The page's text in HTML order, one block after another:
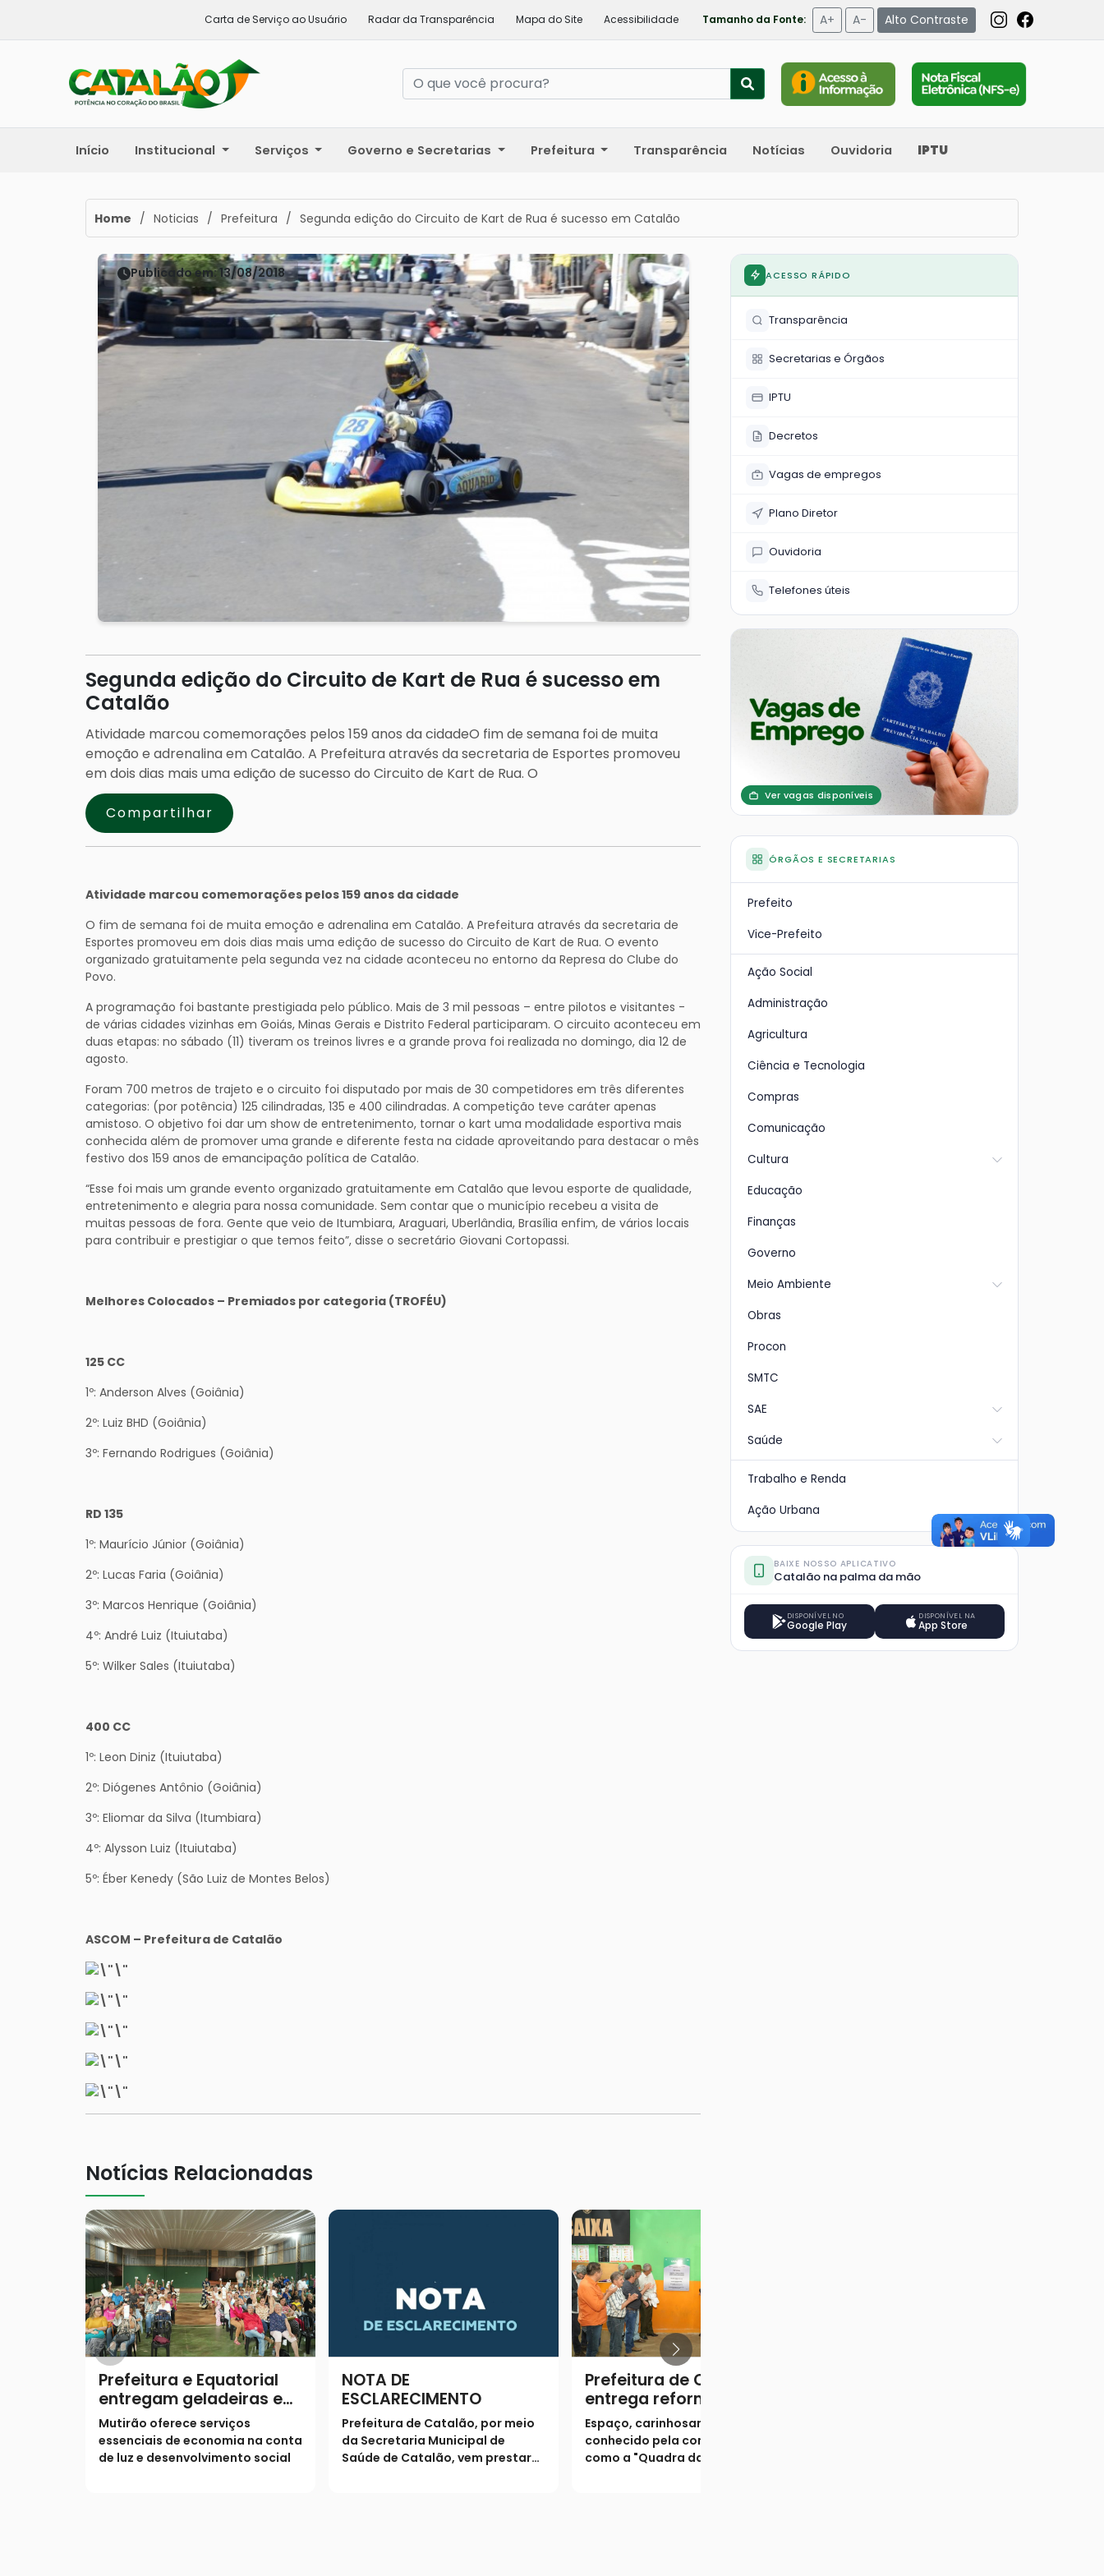
Carta de Serviço ao Usuário Radar da Transparência Mapa do Site Acessibilidade Tamanho da Fonte: A+ A- Alto Contraste
Início Institucional Serviços Governo e Secretarias Prefeitura Transparência Notícias Ouvidoria IPTU
Home / Noticias / Prefeitura / Segunda edição do Circuito de Kart de Rua é sucesso em Catalão
Publicado em: 13/08/2018
Segunda edição do Circuito de Kart de Rua é sucesso em
Catalão
Atividade marcou comemorações pelos 159 anos da cidadeO fim de semana foi de muita
emoção e adrenalina em Catalão. A Prefeitura através da secretaria de Esportes promoveu
em dois dias mais uma edição de sucesso do Circuito de Kart de Rua. O
Compartilhar
Atividade marcou comemorações pelos 159 anos da cidade
O fim de semana foi de muita emoção e adrenalina em Catalão. A Prefeitura através da secretaria de
Esportes promoveu em dois dias mais uma edição de sucesso do Circuito de Kart de Rua. O evento
organizado gratuitamente pela segunda vez na cidade aconteceu no entorno da Represa do Clube do
Povo.
A programação foi bastante prestigiada pelo público. Mais de 3 mil pessoas – entre pilotos e visitantes -
de várias cidades vizinhas em Goiás, Minas Gerais e Distrito Federal participaram. O circuito aconteceu em
duas etapas: no sábado (11) tiveram os treinos livres e a grande prova foi realizada no domingo, dia 12 de
agosto.
Foram 700 metros de trajeto e o circuito foi disputado por mais de 30 competidores em três diferentes
categorias: (por potência) 125 cilindradas, 135 e 400 cilindradas. A competição teve caráter apenas
amistoso. O objetivo foi dar um show de entretenimento, tornar o kart uma modalidade esportiva mais
conhecida além de promover uma grande e diferente festa na cidade aproveitando para destacar o mês
festivo dos 159 anos de emancipação política de Catalão.
“Esse foi mais um grande evento organizado gratuitamente em Catalão que levou esporte de qualidade,
entretenimento e alegria para nossa comunidade. Sem contar que o município recebeu a visita de
muitas pessoas de fora. Gente que veio de Itumbiara, Araguari, Uberlândia, Brasília enfim, de vários locais
para contribuir e prestigiar o que temos feito”, disse o secretário Giovani Cortopassi.
Melhores Colocados – Premiados por categoria (TROFÉU)
125 CC
1º: Anderson Alves (Goiânia)
2º: Luiz BHD (Goiânia)
3º: Fernando Rodrigues (Goiânia)
RD 135
1º: Maurício Júnior (Goiânia)
2º: Lucas Faria (Goiânia)
3º: Marcos Henrique (Goiânia)
4º: André Luiz (Ituiutaba)
5º: Wilker Sales (Ituiutaba)
400 CC
1º: Leon Diniz (Ituiutaba)
2º: Diógenes Antônio (Goiânia)
3º: Eliomar da Silva (Itumbiara)
4º: Alysson Luiz (Ituiutaba)
5º: Éber Kenedy (São Luiz de Montes Belos)
ASCOM – Prefeitura de Catalão
Notícias Relacionadas
Prefeitura e Equatorial
entregam geladeiras e
prestam serviços à
população
Mutirão oferece serviços
essenciais de economia na conta
de luz e desenvolvimento social
NOTA DE
ESCLARECIMENTO
Prefeitura de Catalão, por meio
da Secretaria Municipal de
Saúde de Catalão, vem prestar
Prefeitura de Catalão
entrega reforma do
Centro Comunitário
José Elizeu Marques, na
Custódia
Espaço, carinhosamente
conhecido pela comunidade
como a "Quadra da Custódia",
ACESSO RÁPIDO
Transparência
Secretarias e Órgãos
IPTU
Decretos
Vagas de empregos
Plano Diretor
Ouvidoria
Telefones úteis
Ver vagas disponíveis
ÓRGÃOS E SECRETARIAS
Prefeito
Vice-Prefeito
Ação Social
Administração
Agricultura
Ciência e Tecnologia
Compras
Comunicação
Cultura
Educação
Finanças
Governo
Meio Ambiente
Obras
Procon
SMTC
SAE
Saúde
Trabalho e Renda
Ação Urbana
BAIXE NOSSO APLICATIVO
Catalão na palma da mão
DISPONÍVEL NO
Google Play
DISPONÍVEL NA
App Store